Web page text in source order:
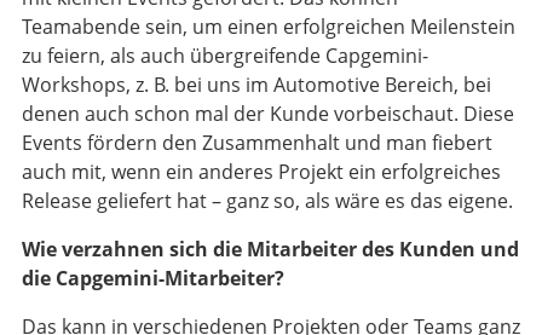
Teamabende sein, um einen erfolgreichen Meilenstein
zu feiern, als auch übergreifende Capgemini-
Workshops, z. B. bei uns im Automotive Bereich, bei
denen auch schon mal der Kunde vorbeischaut. Diese
Events fördern den Zusammenhalt und man fiebert
auch mit, wenn ein anderes Projekt ein erfolgreiches
Release geliefert hat – ganz so, als wäre es das eigene.
Wie verzahnen sich die Mitarbeiter des Kunden und
die Capgemini-Mitarbeiter?
Das kann in verschiedenen Projekten oder Teams ganz